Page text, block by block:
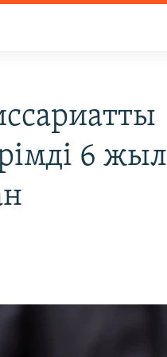
6 жыл